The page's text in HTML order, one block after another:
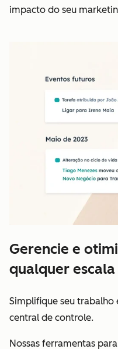
impacto do seu
Gerencie e
qualquer escala
Simplifique seu
central de controle.
Nossas ferramentas